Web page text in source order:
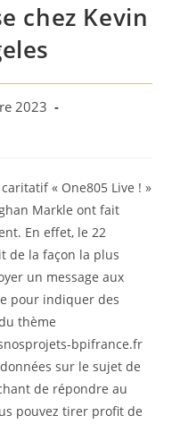
chez Kevin
2023
« One805 Live ! »
Markle ont fait
En effet, le 22
de la façon la plus
un message aux
pour indiquer des
thème
bpifrance.fr
sur le sujet de
de répondre au
pouvez tirer profit de